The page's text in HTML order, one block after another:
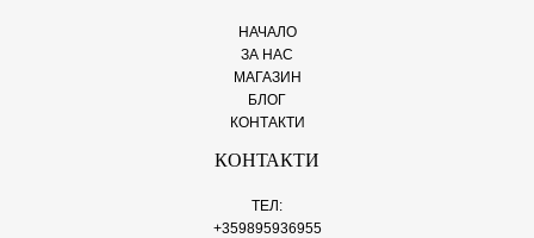
НАЧАЛО
ЗА НАС
МАГАЗИН
БЛОГ
КОНТАКТИ
КОНТАКТИ
ТЕЛ:
+359895936955